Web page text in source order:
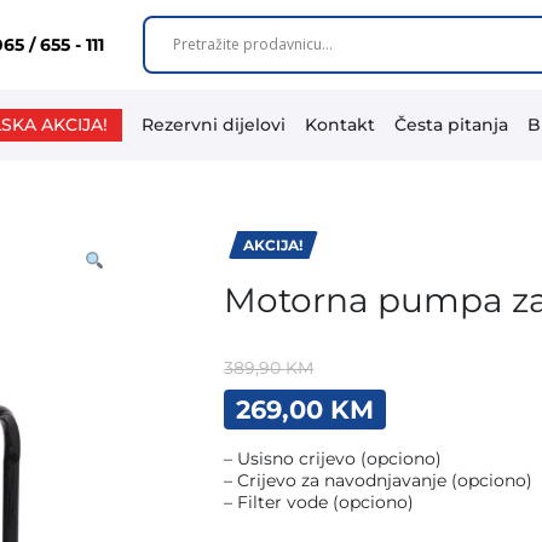
/ 655 - 111
AKCIJA! Rezervni dijelovi Kontakt Česta pitanja
AKCIJA!
Motorna pumpa
389,90KM
Original
price
was:
389,90 KM.
269,00 KM
Current
price
is:
269,00 KM.
– Usisno crijevo (opciono)
– Crijevo za navodnjavanje (opciono)
– Filter vode (opciono)